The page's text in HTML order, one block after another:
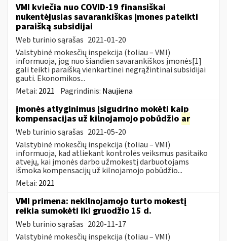
VMI kviečia nuo COVID-19 finansiškai
nukentėjusias savarankiškas įmones pateikti
paraišką subsidijai
Web turinio sąrašas 2021-01-20
Valstybinė mokesčių inspekcija (toliau – VMI)
informuoja, jog nuo šiandien savarankiškos įmonės[1]
gali teikti paraišką vienkartinei negrąžintinai subsidijai
gauti. Ekonomikos...
Metai: 2021 Pagrindinis: Naujiena
įmonės atlyginimus įsigudrino mokėti kaip
kompensacijas už kilnojamojo pobūdžio ar
Web turinio sąrašas 2021-05-20
Valstybinė mokesčių inspekcija (toliau – VMI)
informuoja, kad atliekant kontrolės veiksmus pasitaiko
atvejų, kai įmonės darbo užmokestį darbuotojams
išmoka kompensacijų už kilnojamojo pobūdžio...
Metai: 2021
VMI primena: nekilnojamojo turto mokestį
reikia sumokėti iki gruodžio 15 d.
Web turinio sąrašas 2020-11-17
Valstybinė mokesčių inspekcija (toliau – VMI)